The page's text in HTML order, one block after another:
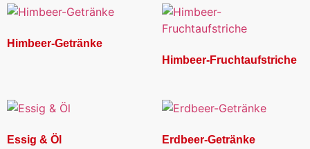
Himbeer-Getränke
Himbeer-Fruchtaufstriche
Essig & Öl Erdbeer-Getränke